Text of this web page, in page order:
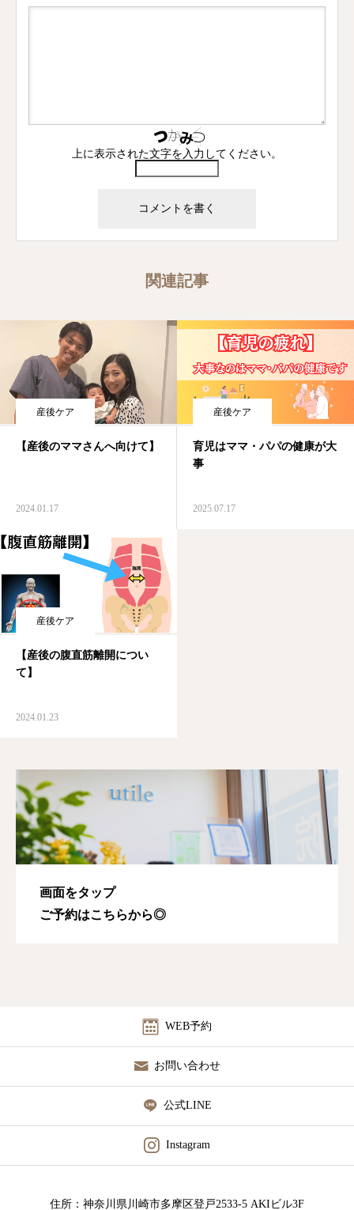
上に表示された文字を入力してください。
関連記事
産後ケア
【産後のママさんへ向けて】
2024.01.17
産後ケア
育児はママ・パパの健康が大
事
2025.07.17
産後ケア
【産後の腹直筋離開につい
て】
2024.01.23
画面をタップ
ご予約はこちらから◎
WEB予約
お問い合わせ
公式LINE
Instagram
住所：神奈川県川崎市多摩区登戸2533-5 AKIビル3F